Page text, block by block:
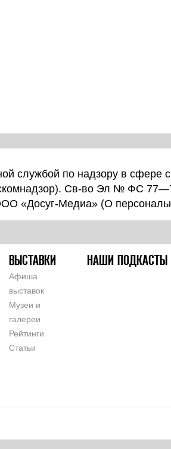
службой по надзору в сфере
Св-во Эл № ФС
«Досуг-Медиа» (О
ВЫСТАВКИ
Афиша
выставок
Музеи и
галереи
Рейтинги
Статьи
НАШИ ПОДКАСТЫ